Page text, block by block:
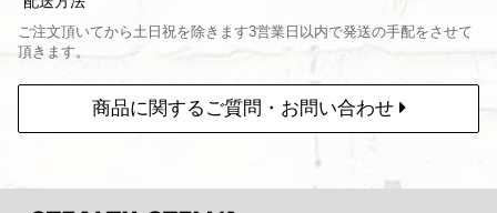
ご注文頂いてから土日祝を除きます3営業日以内で発送の手配をさせて
頂きます。
商品に関するご質問・お問い合わせ